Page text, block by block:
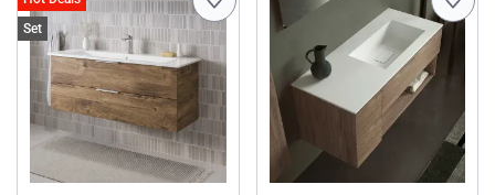
Set